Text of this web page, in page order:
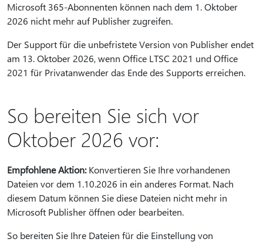
Microsoft 365-Abonnenten können nach dem 1. Oktober
2026 nicht mehr auf Publisher zugreifen.
Der Support für die unbefristete Version von Publisher endet
am 13. Oktober 2026, wenn Office LTSC 2021 und Office
2021 für Privatanwender das Ende des Supports erreichen.
So bereiten Sie sich vor
Oktober 2026 vor:
Empfohlene Aktion:Konvertieren Sie Ihre vorhandenen
Dateien vor dem 1.10.2026 in ein anderes Format. Nach
diesem Datum können Sie diese Dateien nicht mehr in
Microsoft Publisher öffnen oder bearbeiten.
So bereiten Sie Ihre Dateien für die Einstellung von